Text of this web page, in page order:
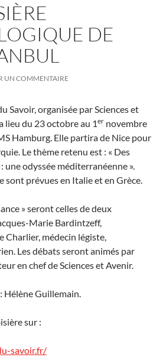
DE
UN COMMENTAIRE
Savoir, organisée par Sciences et
lieu du 23 octobre au 1er novembre
Hamburg. Elle partira de Nice pour
Le thème retenu est : « Des
une odyssée méditerranéenne ».
sont prévues en Italie et en Grèce.
» seront celles de deux
Marie Bardintzeff,
Charlier, médecin légiste,
Les débats seront animés par
en chef de Sciences et Avenir.
Hélène Guillemain.
sur :
savoir.fr/